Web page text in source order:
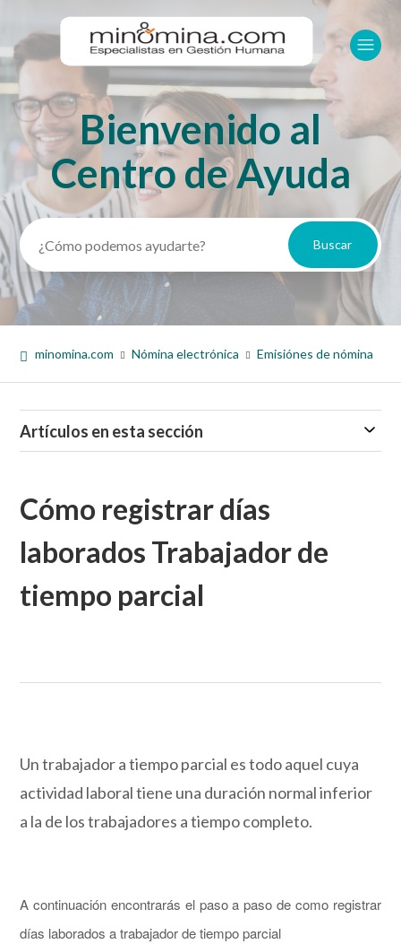
BúsquedaBienvenido al
Centro de Ayuda
minomina.com Nómina electrónica Emisiónes de nómina
Artículos en esta sección
Cómo registrar días
laborados Trabajador de
tiempo parcial
Un trabajador a tiempo parcial es todo aquel cuya
actividad laboral tiene una duración normal inferior
a la de los trabajadores a tiempo completo.
A continuación encontrarás el paso a paso de como registrar
días laborados a trabajador de tiempo parcial